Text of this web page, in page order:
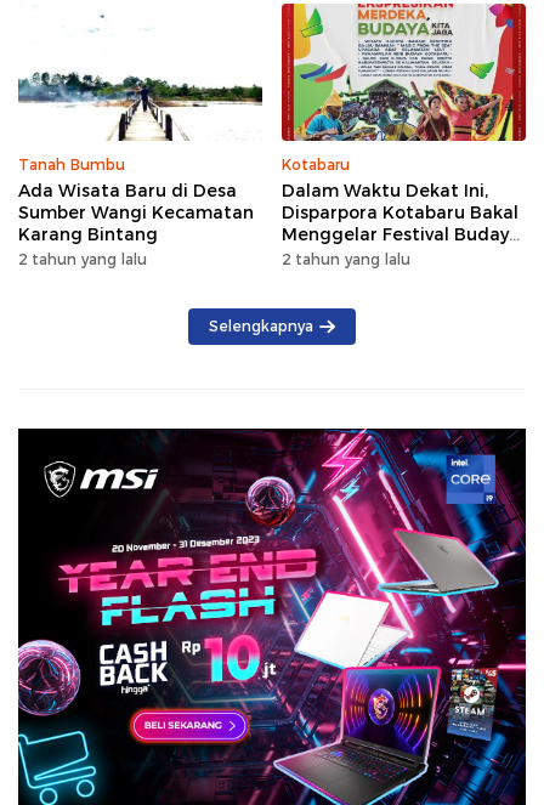
Tanah Bumbu
Ada Wisata Baru di Desa
Sumber Wangi Kecamatan
Karang Bintang
2 tahun yang lalu
Kotabaru
Dalam Waktu Dekat Ini,
Disparpora Kotabaru Bakal
Menggelar Festival Budaya
Saijaan 2024
2 tahun yang lalu
Selengkapnya